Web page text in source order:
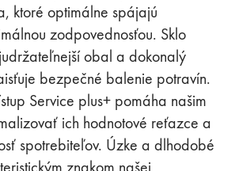
ktoré optimálne spájajú
zodpovednosťou. Sklo
obal a dokonalý
bezpečné balenie potravín.
Service plus+ pomáha našim
ich hodnotové reťazce a
spotrebiteľov. Úzke a dlhodobé
znakom našej